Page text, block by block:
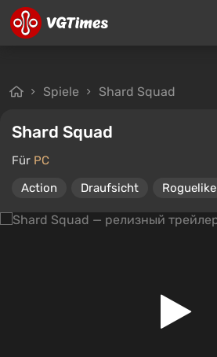
Spiele Shard Squad
Shard Squad
Für PC
Action
Draufsicht Roguelike